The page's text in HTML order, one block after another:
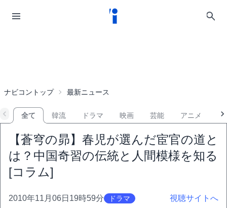
ナビコントップ 最新ニュース
全て 韓流 ドラマ 映画 芸能 アニメ
【蒼穹の昴】春児が選んだ宦官の道と
は？中国奇習の伝統と人間模様を知る
[コラム]
2010年11月06日19時59分 ドラマ 視聴サイトへ